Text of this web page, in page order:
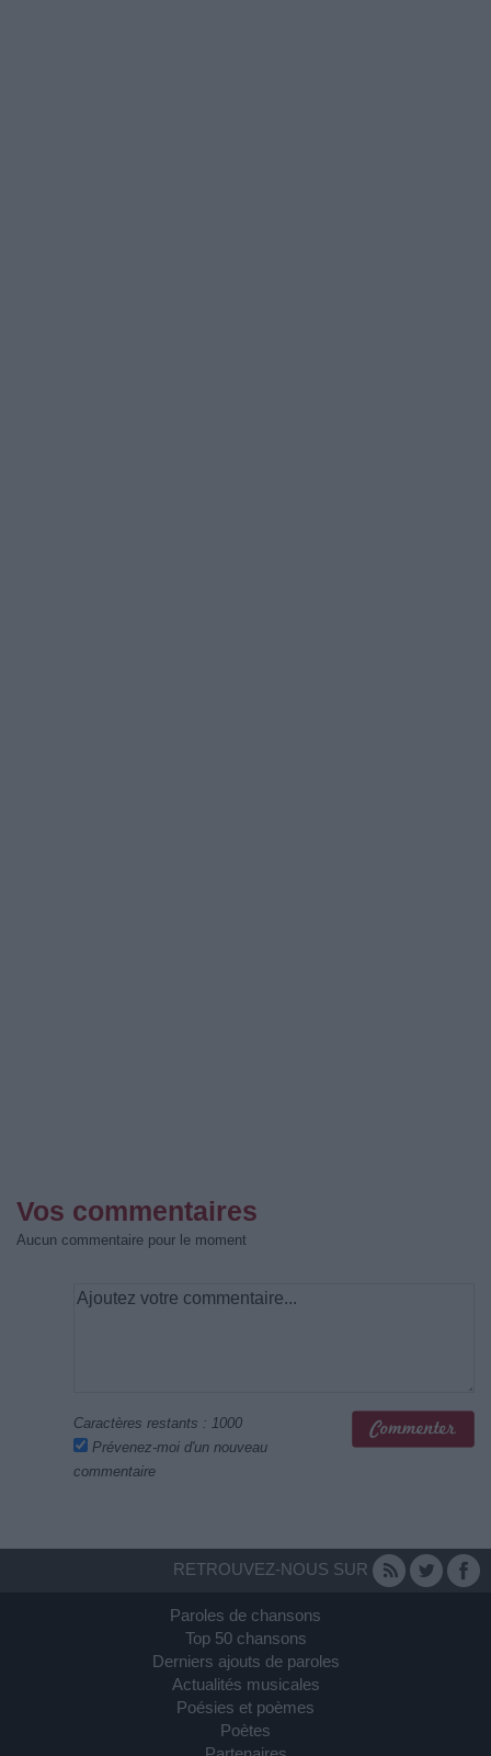
Vos commentaires
Aucun commentaire pour le moment
Caractères restants : 1000
Prévenez-moi d'un nouveau
commentaire
RETROUVEZ-NOUS SUR
Paroles de chansons
Top 50 chansons
Derniers ajouts de paroles
Actualités musicales
Poésies et poèmes
Poètes